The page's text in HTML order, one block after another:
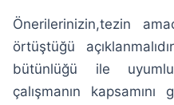
Önerilerinizin,tezin
örtüştüğü
bütünlüğü ile
çalışmanın